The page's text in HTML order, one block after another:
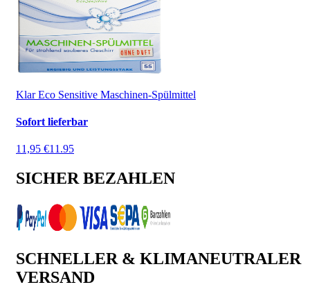
Klar Eco Sensitive Maschinen-Spülmittel
Sofort lieferbar
11,95 €11.95
SICHER BEZAHLEN
SCHNELLER & KLIMANEUTRALER
VERSAND